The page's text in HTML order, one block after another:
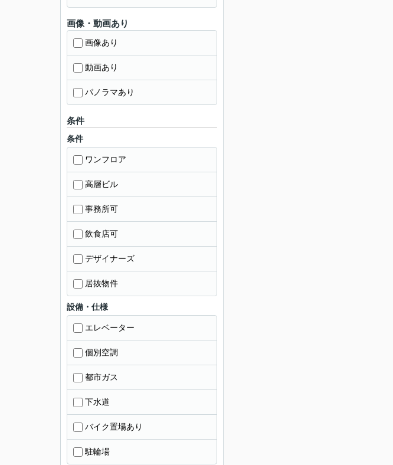
画像・動画あり
画像あり
動画あり
パノラマあり
条件
条件
ワンフロア
高層ビル
事務所可
飲食店可
デザイナーズ
居抜物件
設備・仕様
エレベーター
個別空調
都市ガス
下水道
バイク置場あり
駐輪場